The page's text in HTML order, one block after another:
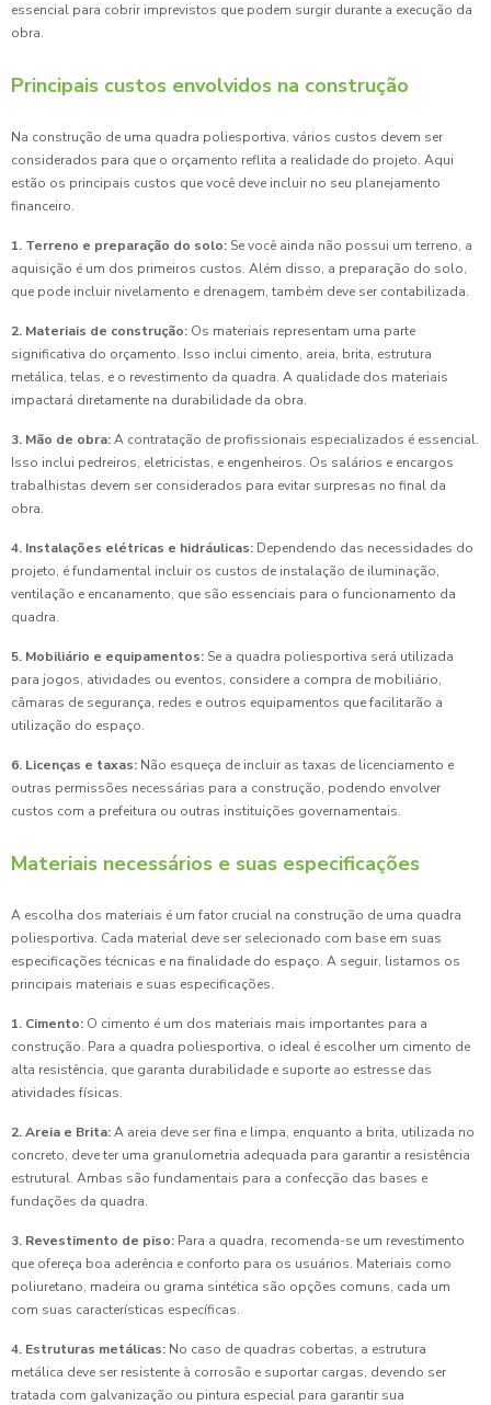
essencial para cobrir imprevistos que podem surgir durante a execução da
obra.
Principais custos envolvidos na construção
Na construção de uma quadra poliesportiva, vários custos devem ser
considerados para que o orçamento reflita a realidade do projeto. Aqui
estão os principais custos que você deve incluir no seu planejamento
financeiro.
1. Terreno e preparação do solo: Se você ainda não possui um terreno, a
aquisição é um dos primeiros custos. Além disso, a preparação do solo,
que pode incluir nivelamento e drenagem, também deve ser contabilizada.
2. Materiais de construção: Os materiais representam uma parte
significativa do orçamento. Isso inclui cimento, areia, brita, estrutura
metálica, telas, e o revestimento da quadra. A qualidade dos materiais
impactará diretamente na durabilidade da obra.
3. Mão de obra:A contratação de profissionais especializados é essencial.
Isso inclui pedreiros, eletricistas, e engenheiros. Os salários e encargos
trabalhistas devem ser considerados para evitar surpresas no final da
obra.
4. Instalações elétricas e hidráulicas: Dependendo das necessidades do
projeto, é fundamental incluir os custos de instalação de iluminação,
ventilação e encanamento, que são essenciais para o funcionamento da
quadra.
5. Mobiliário e equipamentos: Se a quadra poliesportiva será utilizada
para jogos, atividades ou eventos, considere a compra de mobiliário,
câmaras de segurança, redes e outros equipamentos que facilitarão a
utilização do espaço.
6. Licenças e taxas: Não esqueça de incluir as taxas de licenciamento e
outras permissões necessárias para a construção, podendo envolver
custos com a prefeitura ou outras instituições governamentais.
Materiais necessários e suas especificações
A escolha dos materiais é um fator crucial na construção de uma quadra
poliesportiva. Cada material deve ser selecionado com base em suas
especificações técnicas e na finalidade do espaço. A seguir, listamos os
principais materiais e suas especificações.
1. Cimento: O cimento é um dos materiais mais importantes para a
construção. Para a quadra poliesportiva, o ideal é escolher um cimento de
alta resistência, que garanta durabilidade e suporte ao estresse das
atividades físicas.
2. Areia e Brita:A areia deve ser fina e limpa, enquanto a brita, utilizada no
concreto, deve ter uma granulometria adequada para garantir a resistência
estrutural. Ambas são fundamentais para a confecção das bases e
fundações da quadra.
3. Revestimento de piso: Para a quadra, recomenda-se um revestimento
que ofereça boa aderência e conforto para os usuários. Materiais como
poliuretano, madeira ou grama sintética são opções comuns, cada um
com suas características específicas.
4. Estruturas metálicas: No caso de quadras cobertas, a estrutura
metálica deve ser resistente à corrosão e suportar cargas, devendo ser
tratada com galvanização ou pintura especial para garantir sua